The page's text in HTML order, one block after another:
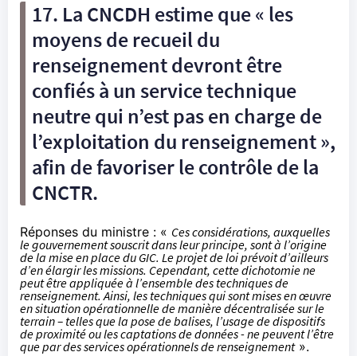
17. La CNCDH estime que « les
moyens de recueil du
renseignement devront être
confiés à un service technique
neutre qui n’est pas en charge de
l’exploitation du renseignement »,
afin de favoriser le contrôle de la
CNCTR.
Réponses du ministre : « Ces considérations, auxquelles
le gouvernement souscrit dans leur principe, sont à l’origine
de la mise en place du GIC. Le projet de loi prévoit d’ailleurs
d’en élargir les missions. Cependant, cette dichotomie ne
peut être appliquée à l’ensemble des techniques de
renseignement. Ainsi, les techniques qui sont mises en œuvre
en situation opérationnelle de manière décentralisée sur le
terrain – telles que la pose de balises, l’usage de dispositifs
de proximité ou les captations de données - ne peuvent l’être
que par des services opérationnels de renseignement».